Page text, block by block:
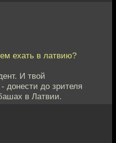
ехать в латвию?
И твой
донести до зрителя
в Латвии.